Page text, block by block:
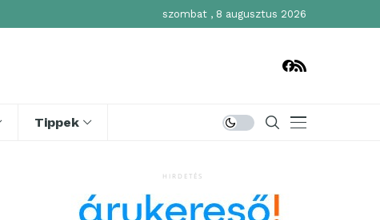
szombat , 8 augusztus 2026
Tippek
HIRDETÉS